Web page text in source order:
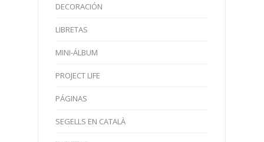
DECORACIÓN
LIBRETAS
MINI-ÁLBUM
PROJECT LIFE
PÁGINAS
SEGELLS EN CATALÀ